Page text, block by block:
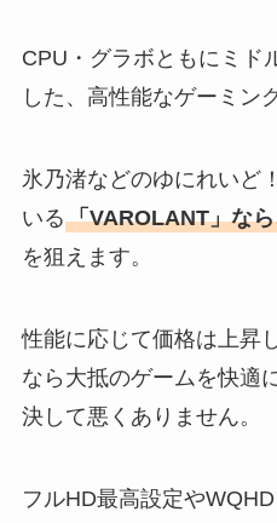
CPU・グラボともにミド
した、高性能なゲーミン
氷乃渚などのゆにれいど
いる「VAROLANT」な
を狙えます。
性能に応じて価格は上昇
なら大抵のゲームを快適
決して悪くありません。
フルHD最高設定や